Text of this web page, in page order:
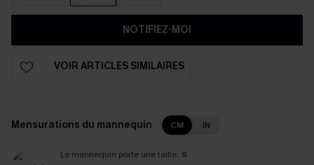
NOTIFIEZ-MOI
VOIR ARTICLES SIMILAIRES
Mensurations du mannequin CM IN
Le mannequin porte une taille: S